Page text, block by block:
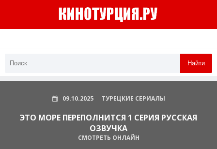
Найти
09.10.2025 ТУРЕЦКИЕ СЕРИАЛЫ
ЭТО МОРЕ ПЕРЕПОЛНИТСЯ 1 СЕРИЯ РУССКАЯ
ОЗВУЧКА
СМОТРЕТЬ ОНЛАЙН